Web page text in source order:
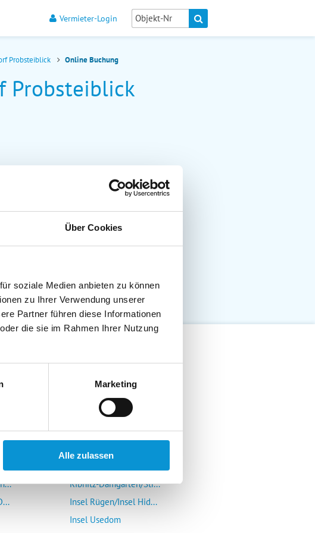
Über Cookies
soziale Medien anbieten zu können
zu Ihrer Verwendung unserer
Partner führen diese Informationen
die sie im Rahmen Ihrer Nutzung
Marketing
Alle zulassen
Vermieter-Login
Probsteiblick Online Buchung
Probsteiblick
Insel Poel/Wismar
Kühlungsborn/Rerik/Ne...
Ribnitz-Damgarten/Str...
Insel Rügen/Insel Hid...
Insel Usedom